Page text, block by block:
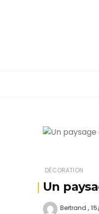
DÉCORATION
Un
Bertrand